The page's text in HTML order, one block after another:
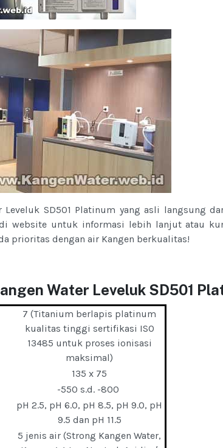
Leveluk SD501 Platinum yang asli langsung
website untuk informasi lebih lanjut atau
prioritas dengan air Kangen berkualitas!
Water Leveluk SD501
7 (Titanium berlapis platinum
kualitas tinggi sertifikasi ISO
13485 untuk proses ionisasi
maksimal)
135 x 75
-550 s.d. -800
pH 2.5, pH 6.0, pH 8.5, pH 9.0, pH
9.5 dan pH 11.5
5 jenis air (Strong Kangen Water,